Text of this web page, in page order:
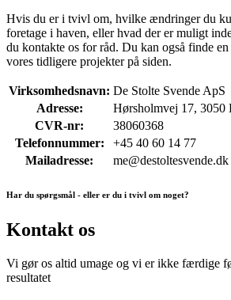
Hvis du er i tvivl om, hvilke ændringer du
foretage i haven, eller hvad der er muligt
du kontakte os for råd. Du kan også finde
vores tidligere projekter på siden.
Virksomhedsnavn: De Stolte Svende ApS
Adresse:
Hørsholmvej 17,
CVR-nr:
38060368
Telefonnummer:
+45 40 60 14 77
Mailadresse:
me@destoltesvende.dk
Har du spørgsmål - eller er du i tvivl om noget?
Kontakt os
Vi gør os altid umage og vi er ikke færdige
resultatet